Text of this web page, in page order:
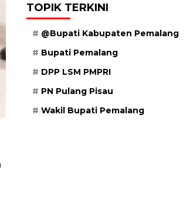
TOPIK TERKINI
@Bupati Kabupaten Pemalang
Bupati Pemalang
DPP LSM PMPRI
PN Pulang Pisau
Wakil Bupati Pemalang